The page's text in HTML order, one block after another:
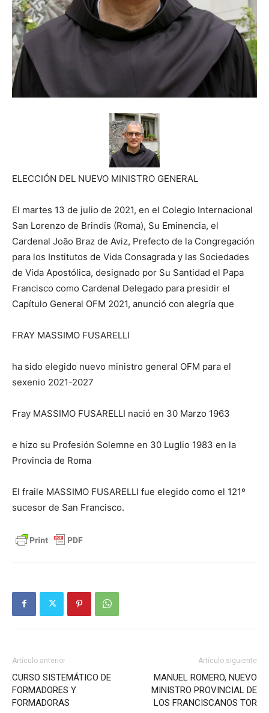
ELECCIÓN DEL NUEVO MINISTRO GENERAL
El martes 13 de julio de 2021, en el Colegio Internacional
San Lorenzo de Brindis (Roma), Su Eminencia, el
Cardenal João Braz de Aviz, Prefecto de la Congregación
para los Institutos de Vida Consagrada y las Sociedades
de Vida Apostólica, designado por Su Santidad el Papa
Francisco como Cardenal Delegado para presidir el
Capítulo General OFM 2021, anunció con alegría que
FRAY MASSIMO FUSARELLI
ha sido elegido nuevo ministro general OFM para el
sexenio 2021-2027
Fray MASSIMO FUSARELLI nació en 30 Marzo 1963
e hizo su Profesión Solemne en 30 Luglio 1983 en la
Provincia de Roma
El fraile MASSIMO FUSARELLI fue elegido como el 121º
sucesor de San Francisco.
Artículo anterior
CURSO SISTEMÁTICO DE
FORMADORES Y
FORMADORAS
Artículo siguiente
MANUEL ROMERO, NUEVO
MINISTRO PROVINCIAL DE
LOS FRANCISCANOS TOR